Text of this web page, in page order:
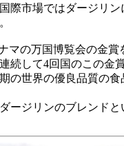
際市場ではダージリ
マの万国博覧会の金
続して4回国のこの金
の世界の優良品質の
ージリンのブレンド